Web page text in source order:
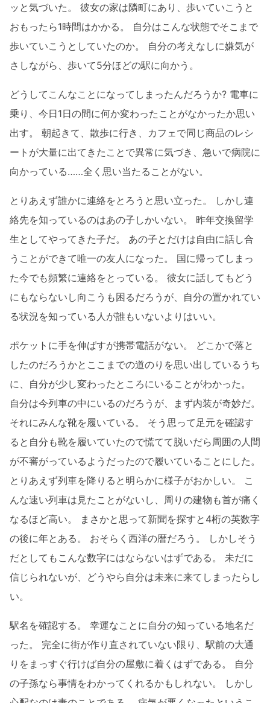
ッと気づいた。 彼女の家は隣町にあり、歩いていこうと
おもったら1時間はかかる。 自分はこんな状態でそこまで
歩いていこうとしていたのか。 自分の考えなしに嫌気が
さしながら、歩いて5分ほどの駅に向かう。
どうしてこんなことになってしまったんだろうか? 電車に
乗り、今日1日の間に何か変わったことがなかったか思い
出す。 朝起きて、散歩に行き、カフェで同じ商品のレシ
ートが大量に出てきたことで異常に気づき、急いで病院に
向かっている……全く思い当たることがない。
とりあえず誰かに連絡をとろうと思い立った。 しかし連
絡先を知っているのはあの子しかいない。 昨年交換留学
生としてやってきた子だ。 あの子とだけは自由に話し合
うことができて唯一の友人になった。 国に帰ってしまっ
た今でも頻繁に連絡をとっている。 彼女に話してもどう
にもならないし向こうも困るだろうが、自分の置かれてい
る状況を知っている人が誰もいないよりはいい。
ポケットに手を伸ばすが携帯電話がない。 どこかで落と
したのだろうかとここまでの道のりを思い出しているうち
に、自分が少し変わったところにいることがわかった。
自分は今列車の中にいるのだろうが、まず内装が奇妙だ。
それにみんな靴を履いている。 そう思って足元を確認す
ると自分も靴を履いていたので慌てて脱いだら周囲の人間
が不審がっているようだったので履いていることにした。
とりあえず列車を降りると明らかに様子がおかしい。 こ
んな速い列車は見たことがないし、周りの建物も首が痛く
なるほど高い。 まさかと思って新聞を探すと4桁の英数字
の後に年とある。 おそらく西洋の暦だろう。 しかしそう
だとしてもこんな数字にはならないはずである。 未だに
信じられないが、どうやら自分は未来に来てしまったらし
い。
駅名を確認する。 幸運なことに自分の知っている地名だ
った。 完全に街が作り直されていない限り、駅前の大通
りをまっすぐ行けば自分の屋敷に着くはずである。 自分
の子孫なら事情をわかってくれるかもしれない。 しかし